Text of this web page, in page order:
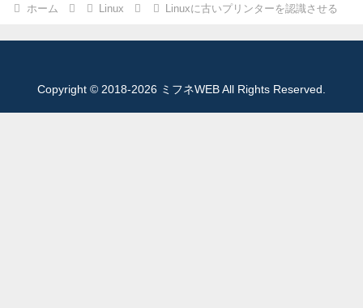
ホーム Linux Linuxに古いプリンターを認識させる
Copyright © 2018-2026 ミフネWEB All Rights Reserved.